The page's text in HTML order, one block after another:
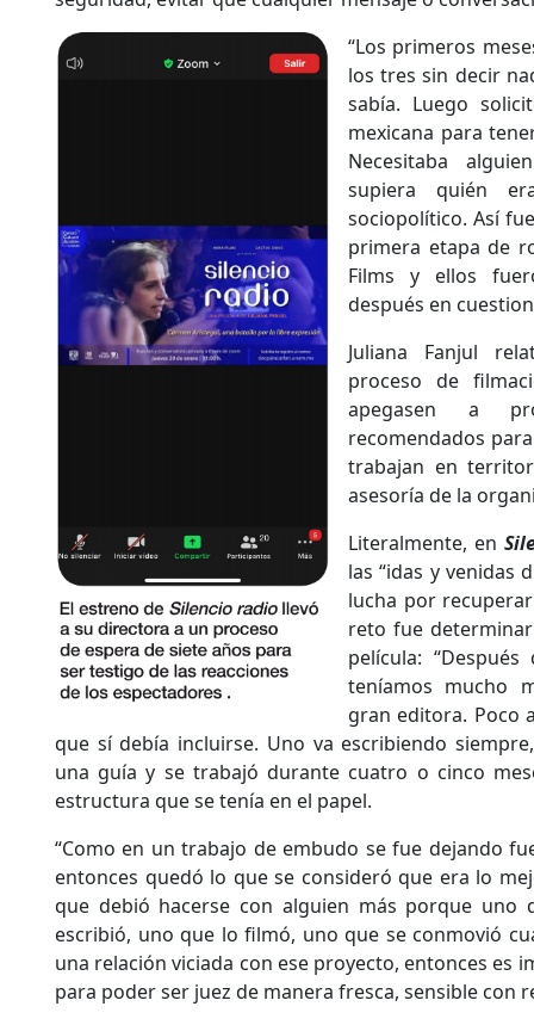
“Los primeros
los tres sin decir
sabía. Luego
mexicana para
Necesitaba
supiera quién
sociopolítico. Así
primera etapa de
Films y ellos
después en
Juliana Fanjul
proceso de
apegasen a
recomendados
trabajan en
asesoría de la
Literalmente, en
las “idas y venidas
lucha por
reto fue
película:
teníamos mucho
gran editora. Poco
que sí debía incluirse. Uno va escribiendo
una guía y se trabajó durante cuatro o cinco
estructura que se tenía en el papel.
“Como en un trabajo de embudo se fue dejando
entonces quedó lo que se consideró que era lo
que debió hacerse con alguien más porque uno
escribió, uno que lo filmó, uno que se conmovió
una relación viciada con ese proyecto, entonces es
para poder ser juez de manera fresca, sensible con